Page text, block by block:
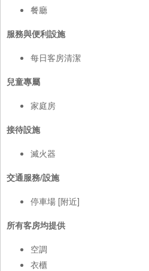
餐廳
服務與便利設施
每日客房清潔
兒童專屬
家庭房
接待設施
滅火器
交通服務/設施
停車場 [附近]
所有客房均提供
空調
衣櫃